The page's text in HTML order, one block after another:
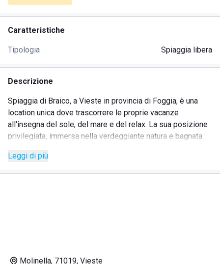
Caratteristiche
Tipologia Spiaggia libera
Descrizione
Spiaggia di Braico, a Vieste in provincia di Foggia, è una
location unica dove trascorrere le proprie vacanze
all'insegna del sole, del mare e del relax. La sua posizione
privilegiata, immersa nella verdeggiante natura e bagnata
di raggiungere la spiaggia in auto, in bicicletta oppure con la
moto (lo stabilimento dista circa 3 km da Vieste e 21 km da
Leggi di più
Molinella, 71019, Vieste